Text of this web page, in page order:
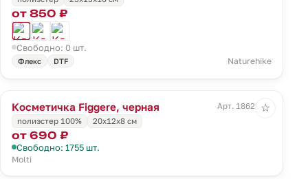
от 850 ₽
Свободно: 0 шт.
Флекс DTF Naturehike
Косметичка Figgere, черная
Арт. 18629.30
полиэстер 100%
20x12x8 см
от 690 ₽
Свободно: 1755 шт.
Molti
☆